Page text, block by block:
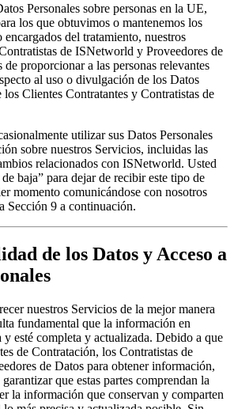
Personales sobre personas en la UE,
los que obtuvimos o mantenemos los
encargados del tratamiento, nuestros
de ISNetworld y Proveedores de
de proporcionar a las personas relevantes
al uso o divulgación de los Datos
los Clientes Contratantes y Contratistas de
utilizar sus Datos Personales
sobre nuestros Servicios, incluidas las
relacionados con ISNetworld. Usted
baja” para dejar de recibir este tipo de
momento comunicándose con nosotros
Sección 9 a continuación.
de los Datos y Acceso a
nuestros Servicios de la mejor manera
fundamental que la información en
esté completa y actualizada. Debido a que
de Contratación, los Contratistas de
de Datos para obtener información,
que estas partes comprendan la
la información que conservan y comparten